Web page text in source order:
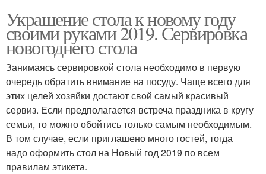
Украшение стола к новому году
своими руками 2019. Сервировка
новогоднего стола
Занимаясь сервировкой стола необходимо в первую
очередь обратить внимание на посуду. Чаще всего для
этих целей хозяйки достают свой самый красивый
сервиз. Если предполагается встреча праздника в кругу
семьи, то можно обойтись только самым необходимым.
В том случае, если приглашено много гостей, тогда
надо оформить стол на Новый год 2019 по всем
правилам этикета.